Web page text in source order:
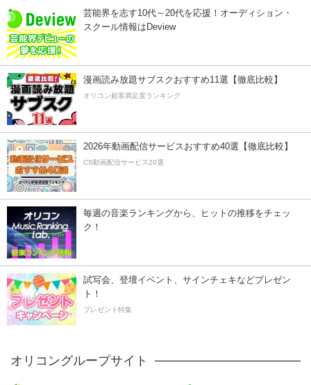
芸能界を志す10代～20代を応援！オーディション・
スクール情報はDeview
漫画読み放題サブスクおすすめ11選【徹底比較】
オリコン顧客満足度ランキング
2026年動画配信サービスおすすめ40選【徹底比較】
CS動画配信サービス20選
毎週の音楽ランキングから、ヒットの推移をチェッ
ク！
試写会、登壇イベント、サインチェキなどプレゼン
ト！
プレゼント特集
オリコングループサイト